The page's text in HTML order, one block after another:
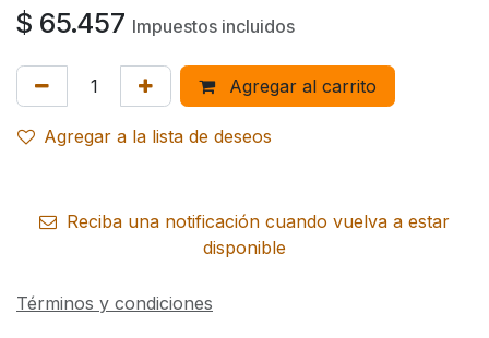
$ 65.457 Impuestos incluidos
Agregar al carrito
Agregar a la lista de deseos
Reciba una notificación cuando vuelva a estar
disponible
Términos y condiciones